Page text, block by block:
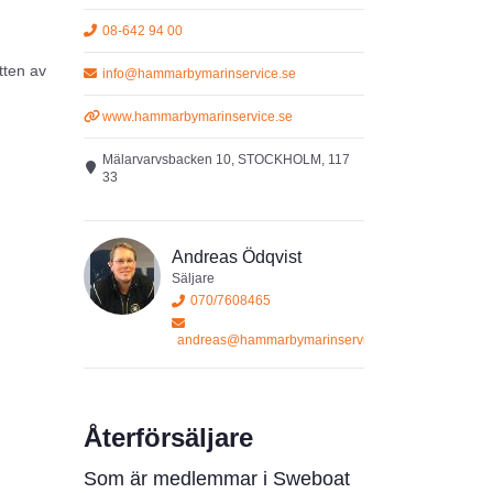
av
för
08-642 94 00
info@hammarbymarinservice.se
www.hammarbymarinservice.se
Mälarvarvsbacken 10, STOCKHOLM, 117
33
Andreas Ödqvist
Säljare
070/7608465
andreas@hammarbymarinservice.se
Återförsäljare
Som är medlemmar i Sweboat